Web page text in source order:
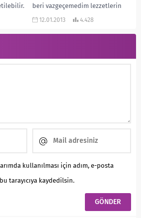
beri vazgeçemedim lezzetlerin
başında gelir. Anneannemin
12.01.2013 4.428
kullanılması için adım, e-posta
tarayıcıya kaydedilsin.